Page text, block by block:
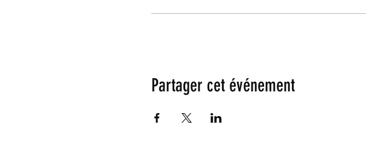
Partager cet événement